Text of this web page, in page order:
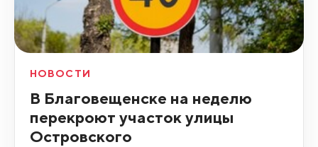
НОВОСТИ
В Благовещенске на неделю
перекроют участок улицы
Островского